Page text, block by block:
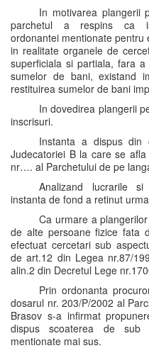
In motivarea plangerii
parchetul a respins ca
ordonantei mentionate
in realitate organele de
superficiala si partiala, fara
sumelor de bani, existand
restituirea sumelor de bani
In dovedirea plangerii
inscrisuri.
Instanta a dispus
Judecatoriei B la care se
nr…. al Parchetului de pe
Analizand lucrarile
instanta de fond a retinut
Ca urmare a
de alte persoane fizice fata
efectuat cercetari sub
de art.12 din Legea nr.87/
alin.2 din Decretul Lege
Prin ordonanta
dosarul nr. 203/P/2002 al
Brasov s-a infirmat
dispus scoaterea de sub
mentionate mai sus.